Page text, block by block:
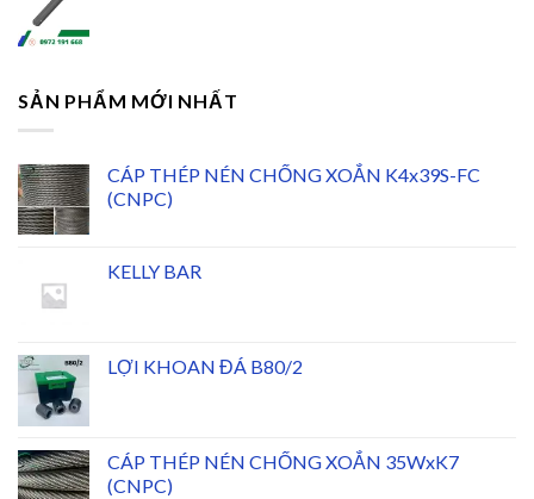
SẢN PHẨM MỚI NHẤT
CÁP THÉP NÉN CHỐNG XOẮN K4x39S-FC
(CNPC)
KELLY BAR
LỢI KHOAN ĐÁ B80/2
CÁP THÉP NÉN CHỐNG XOẮN 35WxK7
(CNPC)